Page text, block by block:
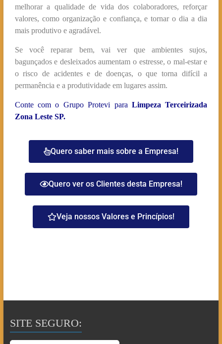
melhorar a qualidade de vida dos colaboradores, reforçar
valores, como organização e confiança, e tornar o dia a dia
mais produtivo e agradável.
Se você reparar bem, vai ver que ambientes sujos,
bagunçados e desleixados aumentam o estresse, o mal-estar e
o risco de acidentes e de doenças, o que torna difícil a
permanência e a produtividade em lugares assim.
Conte com o Grupo Protevi para Limpeza Terceirizada
Zona Leste SP.
Quero saber mais sobre a Empresa!
Quero ver os Clientes desta Empresa!
Veja nossos Valores e Princípios!
SITE SEGURO: